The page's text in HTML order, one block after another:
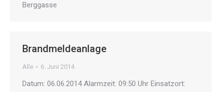
Berggasse
Brandmeldeanlage
Alle 6. Juni 2014
Datum: 06.06.2014 Alarmzeit: 09:50 Uhr Einsatzort: